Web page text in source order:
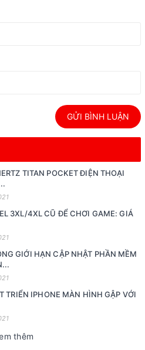
GỬI BÌNH LUẬN
TITAN POCKET ĐIỆN THOẠI
3XL/4XL CŨ ĐỂ CHƠI GAME: GIÁ
GIỚI HẠN CẬP NHẬT PHẦN MỀM
TRIỂN IPHONE MÀN HÌNH GẬP VỚI
thêm